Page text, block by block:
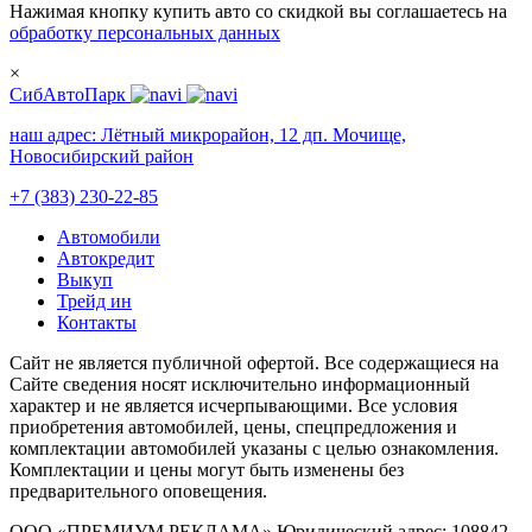
Нажимая кнопку купить авто со скидкой вы соглашаетесь на
обработку персональных данных
×
СибАвтоПарк
наш адрес: Лётный микрорайон, 12 дп. Мочище,
Новосибирский район
+7 (383) 230-22-85
Автомобили
Автокредит
Выкуп
Трейд ин
Контакты
Cайт не является публичной офертой. Все содержащиеся на
Сайте сведения носят исключительно информационный
характер и не является исчерпывающими. Все условия
приобретения автомобилей, цены, спецпредложения и
комплектации автомобилей указаны с целью ознакомления.
Комплектации и цены могут быть изменены без
предварительного оповещения.